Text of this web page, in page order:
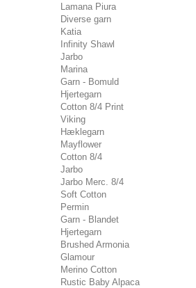
Lamana Piura
Diverse garn
Katia
Infinity Shawl
Jarbo
Marina
Garn - Bomuld
Hjertegarn
Cotton 8/4 Print
Viking
Hæklegarn
Mayflower
Cotton 8/4
Jarbo
Jarbo Merc. 8/4
Soft Cotton
Permin
Garn - Blandet
Hjertegarn
Brushed Armonia
Glamour
Merino Cotton
Rustic Baby Alpaca